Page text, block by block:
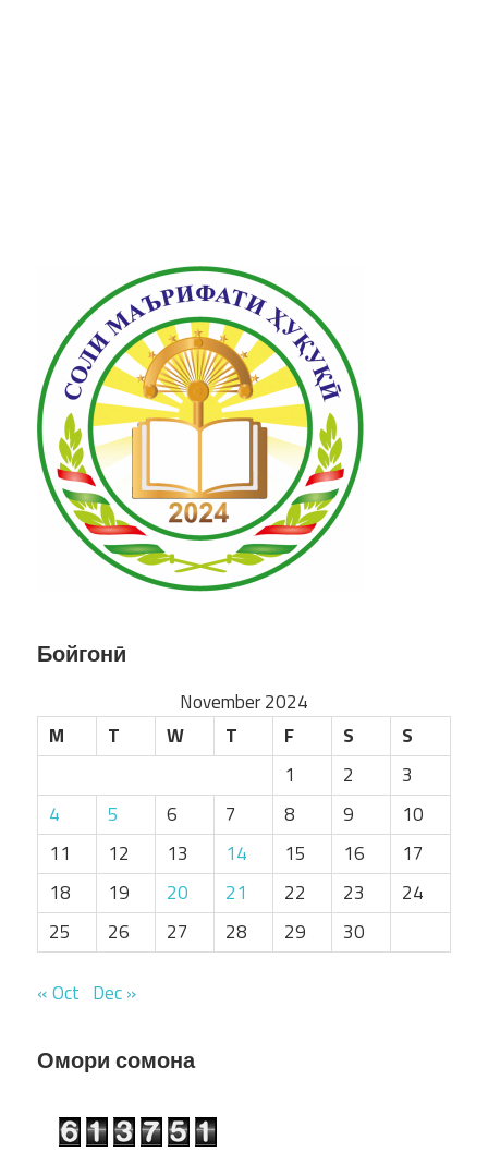
Бойгонӣ
November 2024
M
T W T F S
S
1
2
3
4
5 6 7 8 9
10
11
12 13 14 15 16
17
18
19 20 21 22 23
24
25
26 27 28 29 30
« Oct Dec »
Омори сомона